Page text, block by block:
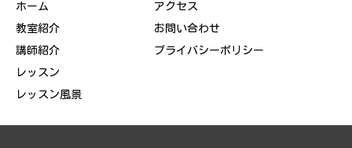
ホーム
教室紹介
講師紹介
レッスン
レッスン風景
アクセス
お問い合わせ
プライバシーポリシー